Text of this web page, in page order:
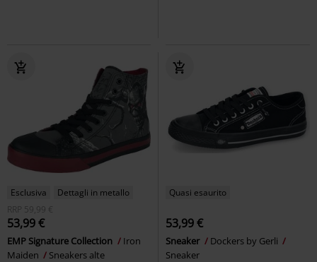
Esclusiva
Dettagli in metallo
RRP
59,99 €
53,99 €
EMP Signature Collection
Iron
Maiden
Sneakers alte
Quasi esaurito
53,99 €
Sneaker
Dockers by Gerli
Sneaker